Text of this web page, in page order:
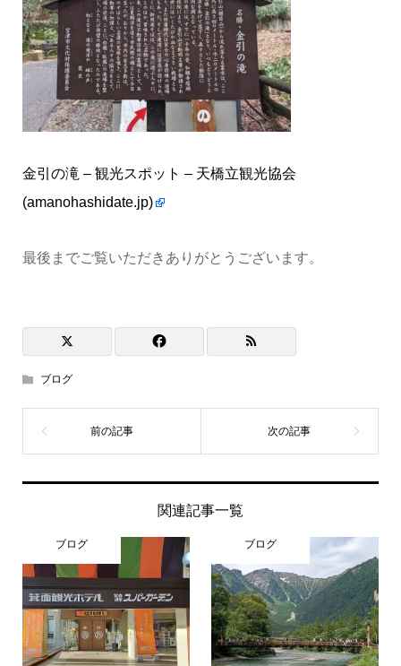
金引の滝 – 観光スポット – 天橋立観光協会
(amanohashidate.jp)
最後までご覧いただきありがとうございます。
ブログ
関連記事一覧
ブログ ブログ